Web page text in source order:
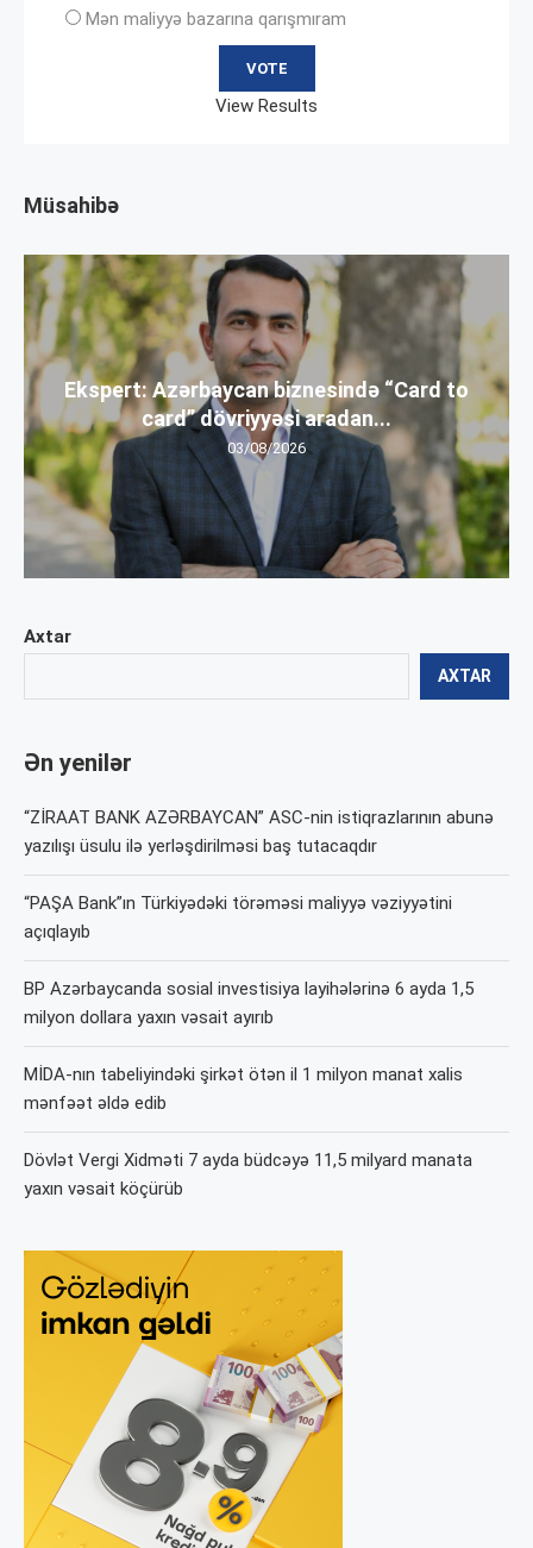
Axtar
AXTAR
Ən yenilər
“ZİRAAT BANK AZƏRBAYCAN” ASC-nin istiqrazlarının abunə
yazılışı üsulu ilə yerləşdirilməsi baş tutacaqdır
“PAŞA Bank”ın Türkiyədəki törəməsi maliyyə vəziyyətini
açıqlayıb
BP Azərbaycanda sosial investisiya layihələrinə 6 ayda 1,5
milyon dollara yaxın vəsait ayırıb
MİDA-nın tabeliyindəki şirkət ötən il 1 milyon manat xalis
mənfəət əldə edib
Dövlət Vergi Xidməti 7 ayda büdcəyə 11,5 milyard manata
yaxın vəsait köçürüb
Mən maliyyə bazarına qarışmıram
View Results
Müsahibə
Ekspert: Azərbaycan biznesində “Card to
card” dövriyyəsi aradan...
03/08/2026